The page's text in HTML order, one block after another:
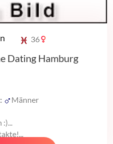
36
Dating Hamburg
Männer
:)...